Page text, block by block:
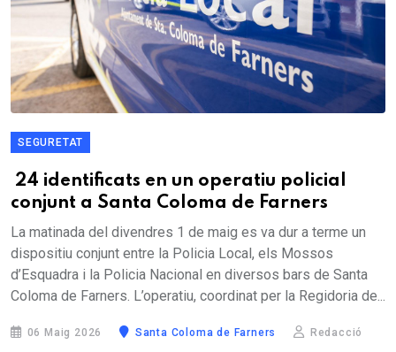
SEGURETAT
​ 24 identificats en un operatiu policial
conjunt a Santa Coloma de Farners
La matinada del divendres 1 de maig es va dur a terme un
dispositiu conjunt entre la Policia Local, els Mossos
d’Esquadra i la Policia Nacional en diversos bars de Santa
Coloma de Farners. L’operatiu, coordinat per la Regidoria de...
06 Maig 2026 Santa Coloma de Farners Redacció